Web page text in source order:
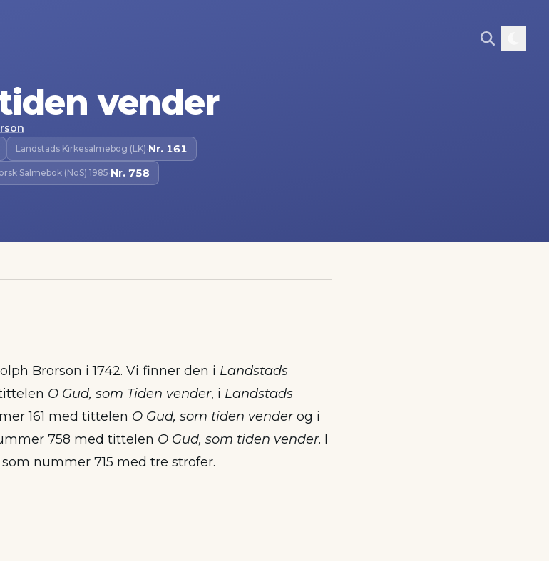
vender
Landstads Kirkesalmebog (LK)·Nr. 161
Salmebok (NoS) 1985·Nr. 758
Brorson i 1742. Vi finner den i Landstads
O Gud, som Tiden vender, i Landstads
161 med tittelen O Gud, som tiden venderog i
758 med tittelen O Gud, som tiden vender. I
nummer 715 med tre strofer.